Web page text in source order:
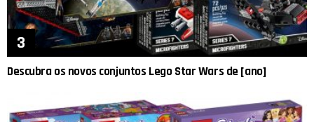
Descubra os novos conjuntos Lego Star Wars de [ano]